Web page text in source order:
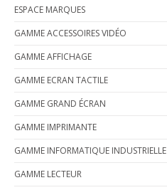
ESPACE MARQUES
GAMME ACCESSOIRES VIDÉO
GAMME AFFICHAGE
GAMME ECRAN TACTILE
GAMME GRAND ÉCRAN
GAMME IMPRIMANTE
GAMME INFORMATIQUE INDUSTRIELLE
GAMME LECTEUR